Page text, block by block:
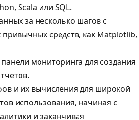
Scala или SQL.
за несколько шагов с
средств, как Matplotlib,
мониторинга для создания
и их вычисления для широкой
использования, начиная с
и заканчивая